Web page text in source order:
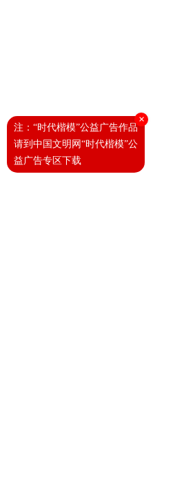
×
注：“时代楷模”公益广告作品
请到中国文明网“时代楷模”公
益广告专区下载